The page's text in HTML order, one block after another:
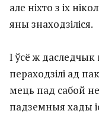
але ніхто з іх
яны знаходзіліся.
I ўсё ж даследчык
пераходзілі ад
мець пад сабой
падземныя хады